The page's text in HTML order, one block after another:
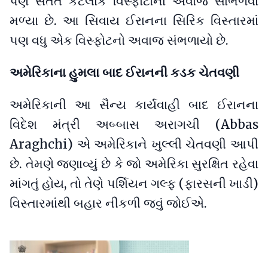
મળ્યા છે. આ સિવાય ઈરાનના સિરિક વિસ્તારમાં
પણ વધુ એક વિસ્ફોટનો અવાજ સંભળાયો છે.
અમેરિકાના હુમલા બાદ ઈરાનની કડક ચેતવણી
અમેરિકાની આ સૈન્ય કાર્યવાહી બાદ ઈરાનના
વિદેશ મંત્રી અબ્બાસ અરાગચી (Abbas
Araghchi) એ અમેરિકાને ખુલ્લી ચેતવણી આપી
છે. તેમણે જણાવ્યું છે કે જો અમેરિકા સુરક્ષિત રહેવા
માંગતું હોય, તો તેણે પર્શિયન ગલ્ફ (ફારસની ખાડી)
વિસ્તારમાંથી બહાર નીકળી જવું જોઈએ.